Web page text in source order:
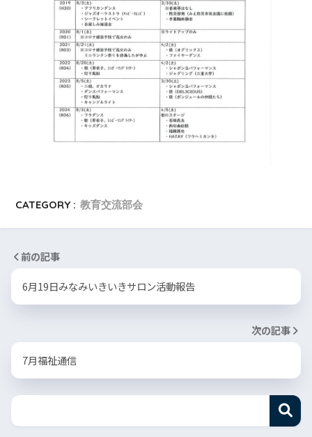
CATEGORY : 教育交流部会
前の記事
6月19日みなみいきいきサロン活動報告
次の記事
7月福祉通信